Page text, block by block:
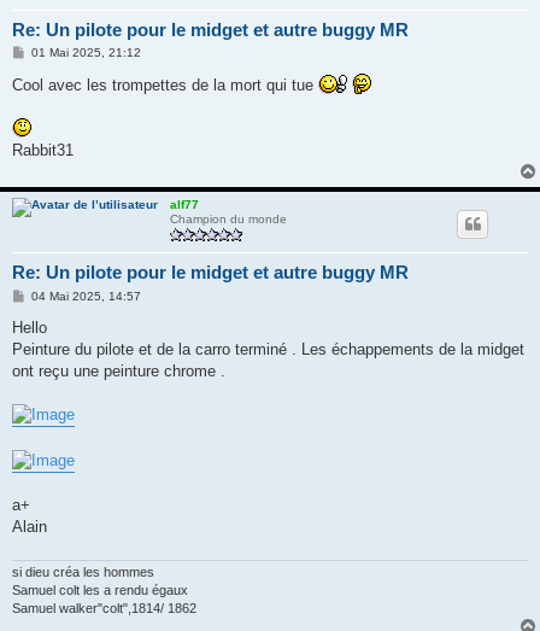
Re: Un pilote pour le midget et autre buggy MR
M
s
g
e
01 Mai 2025, 21:12
Cool avec les trompettes de la mort qui tue
Rabbit31
alf77
Champion du monde
Re: Un pilote pour le midget et autre buggy MR
M
s
a
g
04 Mai 2025, 14:57
Hello
Peinture du pilote et de la carro terminé . Les échappements de la midget
ont reçu une peinture chrome .
a+
Alain
si dieu créa les hommes
Samuel colt les a rendu égaux
Samuel walker"colt",1814/ 1862